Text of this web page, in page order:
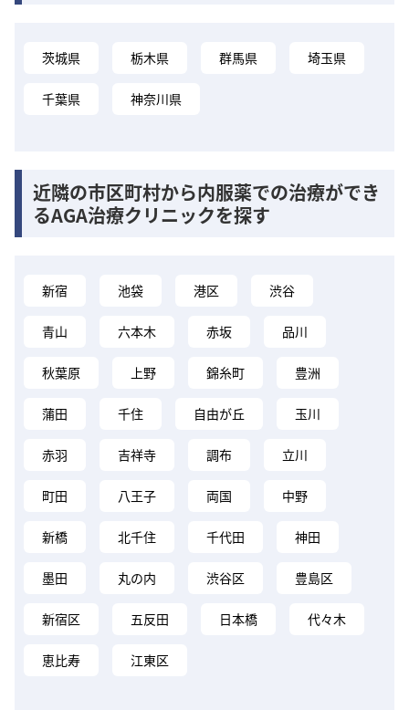
茨城県 栃木県 群馬県 埼玉県
千葉県 神奈川県
近隣の市区町村から内服薬での治療ができ
るAGA治療クリニックを探す
新宿 池袋 港区 渋谷
青山 六本木 赤坂 品川
秋葉原 上野 錦糸町 豊洲
蒲田 千住 自由が丘 玉川
赤羽 吉祥寺 調布 立川
町田 八王子 両国 中野
新橋 北千住 千代田 神田
墨田 丸の内 渋谷区 豊島区
新宿区 五反田 日本橋 代々木
恵比寿 江東区